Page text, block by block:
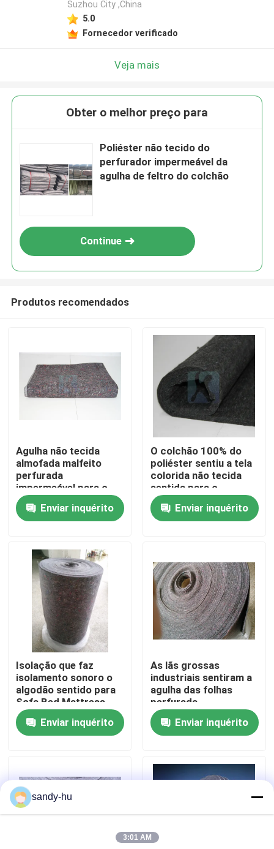
Para casa
Sobre nós
Visita à fábrica
Controle de qualidade
Contacte-nos
Notícias
protetor do assoalho
Proteção do assoalho
Suzhou City ,China
5.0
Fornecedor verificado
Veja mais
Obter o melhor preço para
Poliéster não tecido do
perfurador impermeável da
agulha de feltro do colchão
Continue
Produtos recomendados
Agulha não tecida
almofada malfeito
perfurada
impermeável para o
colchão ou o Sofa
Crafts Fabric
Enviar inquérito
O colchão 100% do
poliéster sentiu a tela
colorida não tecida
sentida para o
revestimento do
caderno de Diy
Enviar inquérito
Isolação que faz
isolamento sonoro o
algodão sentido para
Sofa Bed Mattress
Enviar inquérito
As lãs grossas
industriais sentiram a
agulha das folhas
perfurada
Enviar inquérito
sandy-hu
3:01 AM